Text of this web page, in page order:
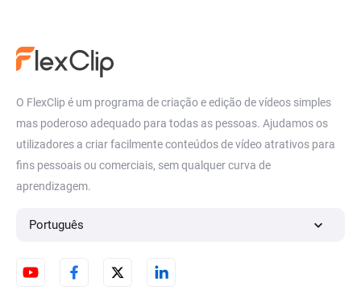
O FlexClip é um programa de criação e edição de vídeos simples
mas poderoso adequado para todas as pessoas. Ajudamos os
utilizadores a criar facilmente conteúdos de vídeo atrativos para
fins pessoais ou comerciais, sem qualquer curva de
aprendizagem.
Português